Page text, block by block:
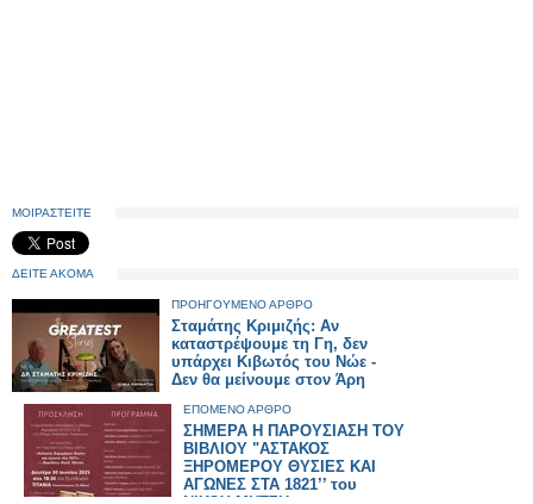
ΜΟΙΡΑΣΤΕΙΤΕ
ΔΕΙΤΕ ΑΚΟΜΑ
ΠΡΟΗΓΟΥΜΕΝΟ ΑΡΘΡΟ
Σταμάτης Κριμιζής: Αν
καταστρέψουμε τη Γη, δεν
υπάρχει Κιβωτός του Νώε -
Δεν θα μείνουμε στον Άρη
ΕΠΟΜΕΝΟ ΑΡΘΡΟ
ΣΗΜΕΡΑ Η ΠΑΡΟΥΣΙΑΣΗ ΤΟΥ
ΒΙΒΛΙΟΥ "ΑΣΤΑΚΟΣ
ΞΗΡΟΜΕΡΟΥ ΘΥΣΙΕΣ ΚΑΙ
ΑΓΩΝΕΣ ΣΤΑ 1821’’ του